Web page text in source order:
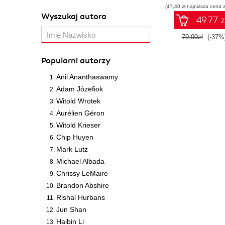
Wyszukaj autora
Popularni autorzy
Anil Ananthaswamy
Adam Józefiok
Witold Wrotek
Aurélien Géron
Witold Krieser
Chip Huyen
Mark Lutz
Michael Albada
Chrissy LeMaire
Brandon Abshire
Rishal Hurbans
Jun Shan
Haibin Li
(47,40 zł najniższa cena
49.77
79.00zł (-